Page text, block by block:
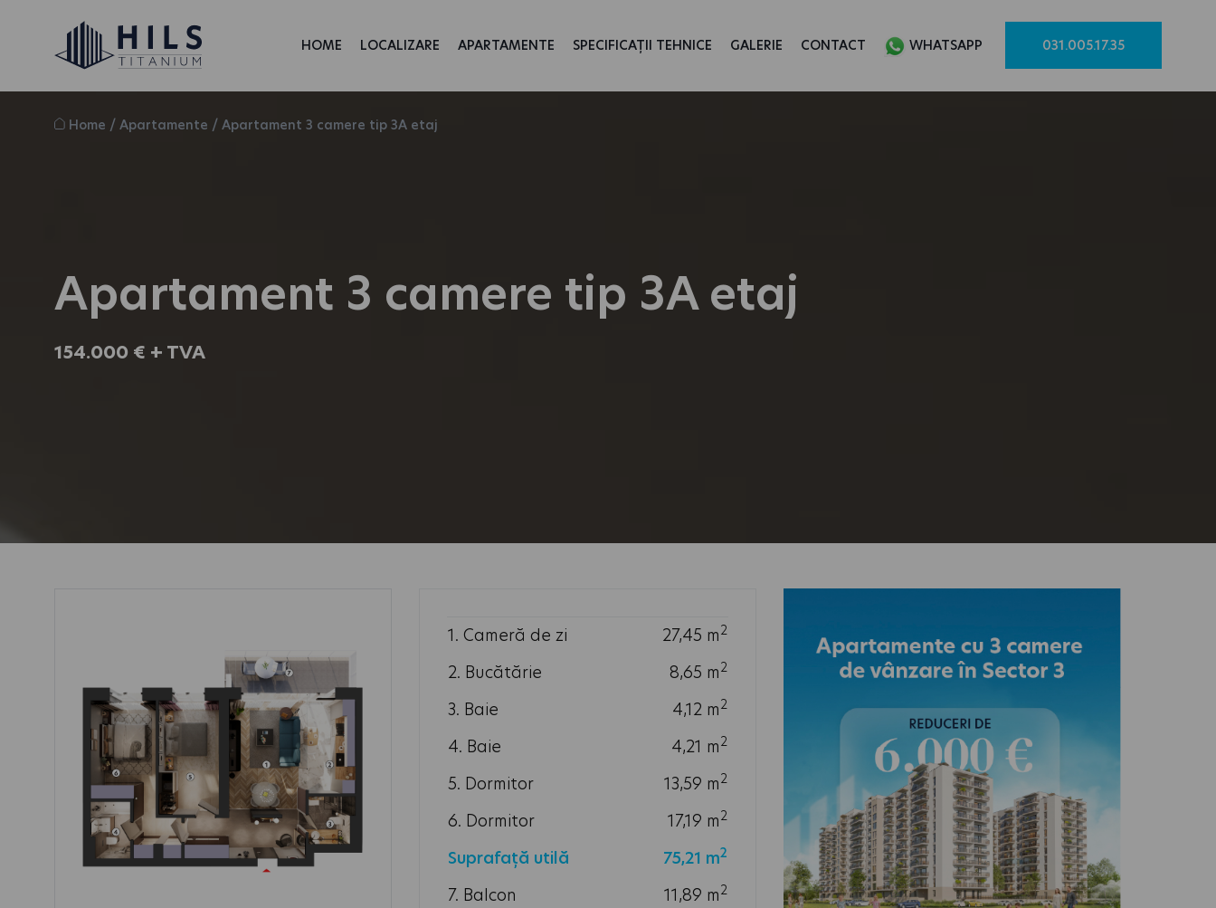
HOME LOCALIZARE APARTAMENTE SPECIFICAȚII TEHNICE GALERIE CONTACT WHATSAPP 031.005.17.35
Home / Apartamente / Apartament 3 camere tip 3A etaj
Apartament 3 camere tip 3A etaj
154.000 € + TVA
1. Cameră de zi 27,45 m2
2. Bucătărie 8,65 m2
3. Baie 4,12 m2
4. Baie 4,21 m2
5. Dormitor 13,59 m2
6. Dormitor 17,19 m2
Suprafață utilă 75,21 m2
7. Balcon 11,89 m2